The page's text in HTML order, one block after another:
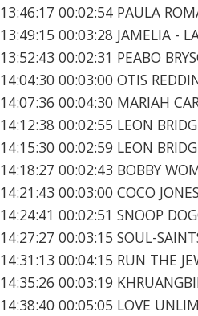
13:46:17 00:02:54 PAULA
13:49:15 00:03:28 JAMELIA -
13:52:43 00:02:31 PEABO
14:04:30 00:03:00 OTIS
14:07:36 00:04:30 MARIAH
14:12:38 00:02:55 LEON
14:15:30 00:02:59 LEON
14:18:27 00:02:43 BOBBY
14:21:43 00:03:00 COCO
14:24:41 00:02:51 SNOOP
14:27:27 00:03:15 SOUL-
14:31:13 00:04:15 RUN THE
14:35:26 00:03:19
14:38:40 00:05:05 LOVE